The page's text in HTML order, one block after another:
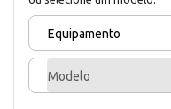
Equipamento
Modelo